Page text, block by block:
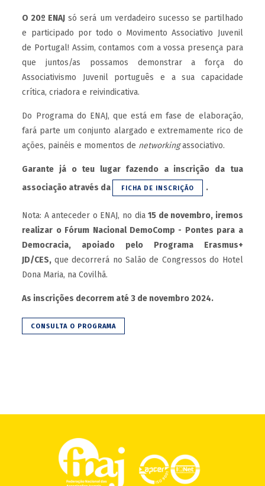
O 20º ENAJ só será um verdadeiro sucesso se partilhado
e participado por todo o Movimento Associativo Juvenil
de Portugal! Assim, contamos com a vossa presença para
que juntos/as possamos demonstrar a força do
Associativismo Juvenil português e a sua capacidade
crítica, criadora e reivindicativa.
Do Programa do ENAJ, que está em fase de elaboração,
fará parte um conjunto alargado e extremamente rico de
ações, painéis e momentos de networkingassociativo.
Garante já o teu lugar fazendo a inscrição da tua
associação através da
FICHA DE INSCRIÇÃO .
Nota: A anteceder o ENAJ, no dia15 de novembro, iremos
realizar o Fórum Nacional DemoComp - Pontes para a
Democracia, apoiado pelo Programa Erasmus+
JD/CES, que decorrerá no Salão de Congressos do Hotel
Dona Maria, na Covilhã.
As inscrições decorrem até 3 de novembro 2024.
CONSULTA O PROGRAMA